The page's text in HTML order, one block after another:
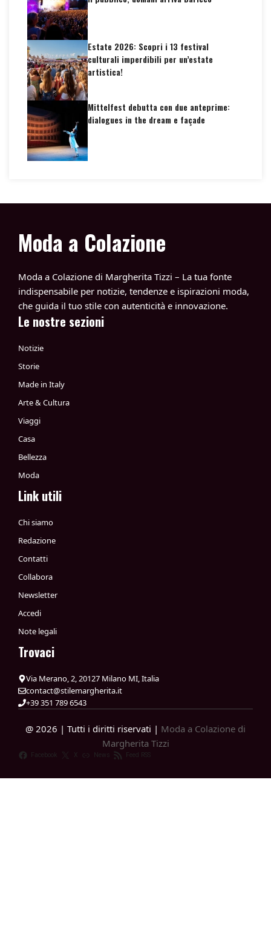
Estate 2026: Scopri i 13 festival
culturali imperdibili per un’estate
artistica!
Mittelfest debutta con due anteprime:
dialogues in the dream e façade
Moda a Colazione
Moda a Colazione di Margherita Tizzi – La tua fonte
indispensabile per notizie, tendenze e ispirazioni moda,
che guida il tuo stile con autenticità e innovazione.
Le nostre sezioni
Notizie
Storie
Made in Italy
Arte & Cultura
Viaggi
Casa
Bellezza
Moda
Link utili
Chi siamo
Redazione
Contatti
Collabora
Newsletter
Accedi
Note legali
Trovaci
Via Merano, 2, 20127 Milano MI, Italia
contact@stilemargherita.it
+39 351 789 6543
@ 2026 | Tutti i diritti riservati | Moda a Colazione di
Margherita Tizzi
Facebook X News Feed RSS